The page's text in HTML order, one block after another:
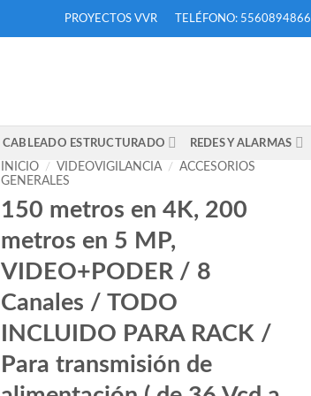
PROYECTOS VVR TELÉFONO: 5560894866
CABLEADO ESTRUCTURADO REDES Y ALARMAS
INICIO / VIDEOVIGILANCIA / ACCESORIOS
GENERALES
150 metros en 4K, 200
metros en 5 MP,
VIDEO+PODER / 8
Canales / TODO
INCLUIDO PARA RACK /
Para transmisión de